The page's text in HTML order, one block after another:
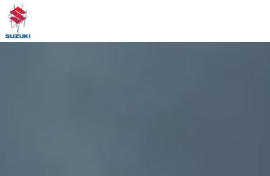
Panneau de gestion des cookies